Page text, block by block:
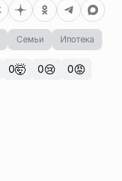
Семьи Ипотека
0🤯 0😢 0😡